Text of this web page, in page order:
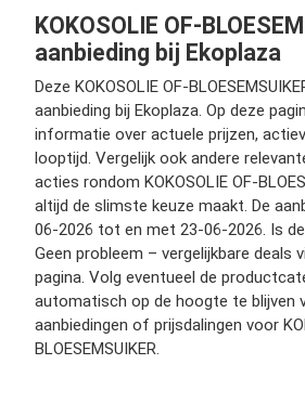
KOKOSOLIE OF-
aanbieding bij Ekoplaza
Deze KOKOSOLIE OF-
aanbieding bij Ekoplaza. Op deze
informatie over actuele prijzen,
looptijd. Vergelijk ook andere
acties rondom KOKOSOLIE OF-
altijd de slimste keuze maakt. De
06-2026 tot en met 23-06-2026. Is
Geen probleem – vergelijkbare deals
pagina. Volg eventueel de
automatisch op de hoogte te blijven
aanbiedingen of prijsdalingen voor
BLOESEMSUIKER.